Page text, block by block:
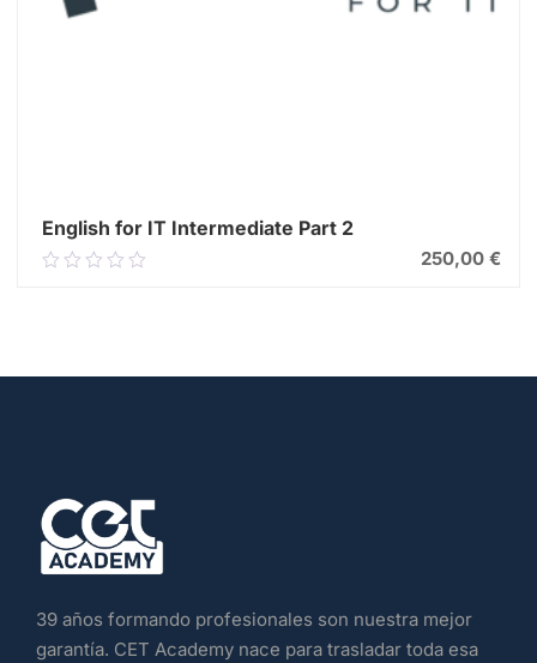
English for IT Intermediate Part 2
0.00
250,00 €
39 años formando profesionales son nuestra mejor
garantía. CET Academy nace para trasladar toda esa